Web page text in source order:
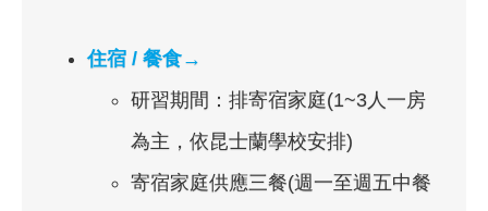
住宿 / 餐食→
研習期間：排寄宿家庭(1~3人一房
為主，依昆士蘭學校安排)
寄宿家庭供應三餐(週一至週五中餐